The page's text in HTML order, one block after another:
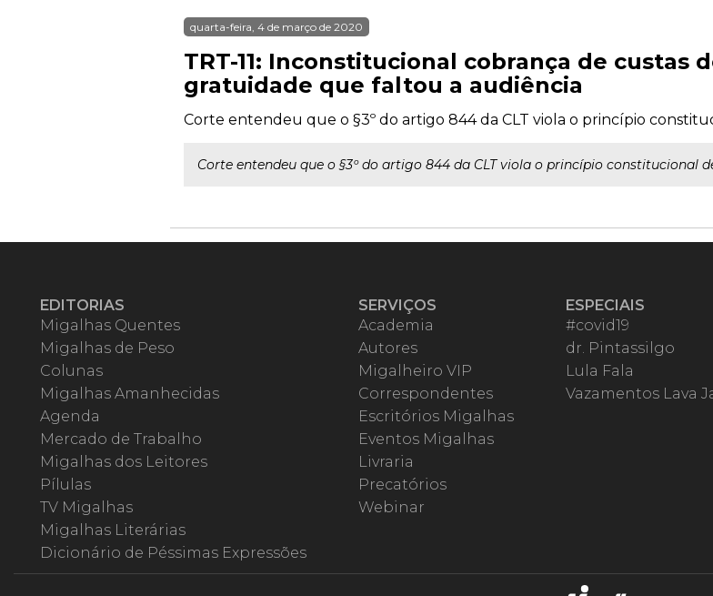
quarta-feira, 4 de março de 2020
TRT-11: Inconstitucional cobrança de custas
gratuidade que faltou a audiência
Corte entendeu que o §3º do artigo 844 da CLT viola o princípio
Corte entendeu que o §3º do artigo 844 da CLT viola o princípio constitucional
EDITORIAS
Migalhas Quentes
Migalhas de Peso
Colunas
Migalhas Amanhecidas
Agenda
Mercado de Trabalho
Migalhas dos Leitores
Pílulas
TV Migalhas
Migalhas Literárias
Dicionário de Péssimas Expressões
SERVIÇOS
Academia
Autores
Migalheiro VIP
Correspondentes
Escritórios Migalhas
Eventos Migalhas
Livraria
Precatórios
Webinar
ESPECIAIS
#covid19
dr. Pintassilgo
Lula Fala
Vazamentos Lava